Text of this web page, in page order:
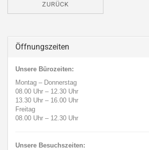
ZURÜCK
Öffnungszeiten
Unsere Bürozeiten:
Montag – Donnerstag
08.00 Uhr – 12.30 Uhr
13.30 Uhr – 16.00 Uhr
Freitag
08.00 Uhr – 12.30 Uhr
Unsere Besuchszeiten: